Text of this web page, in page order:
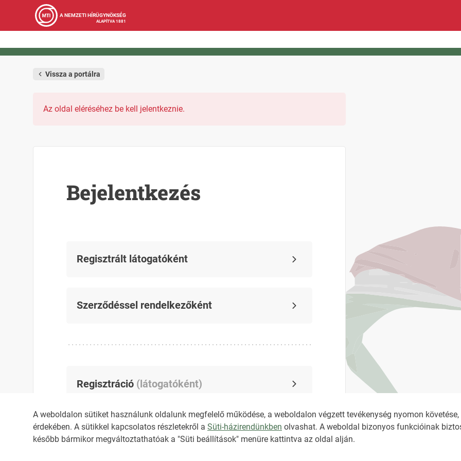
A weboldalon sütiket használunk oldalunk megfelelő működése, a weboldalon végzett tevékenység nyomon
érdekében. A sütikkel kapcsolatos részletekről a Süti-házirendünkben olvashat. A weboldal bizonyos funkcióinak
később bármikor megváltoztathatóak a "Süti beállítások" menüre kattintva az oldal alján.
A NEMZETI HÍRÜGYNÖKSÉG
ALAPÍTVA 1881
Vissza a portálra
Az oldal eléréséhez be kell jelentkeznie.
Bejelentkezés
Regisztrált látogatóként
Szerződéssel rendelkezőként
Regisztráció (látogatóként)